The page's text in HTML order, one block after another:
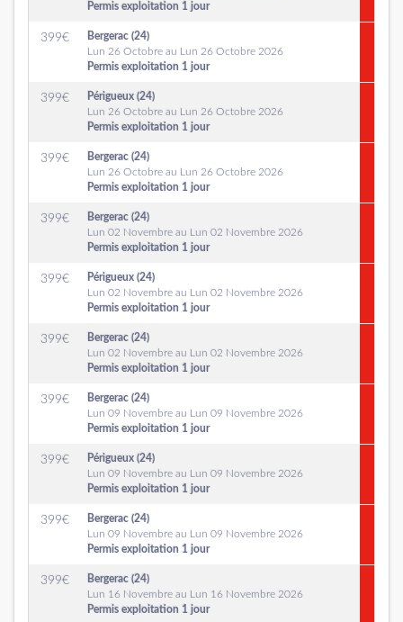
Permis exploitation 1 jour
399€
Bergerac (24)
Lun 26 Octobre au Lun 26 Octobre 2026
Permis exploitation 1 jour
399€
Périgueux (24)
Lun 26 Octobre au Lun 26 Octobre 2026
Permis exploitation 1 jour
399€
Bergerac (24)
Lun 26 Octobre au Lun 26 Octobre 2026
Permis exploitation 1 jour
399€
Bergerac (24)
Lun 02 Novembre au Lun 02 Novembre 2026
Permis exploitation 1 jour
399€
Périgueux (24)
Lun 02 Novembre au Lun 02 Novembre 2026
Permis exploitation 1 jour
399€
Bergerac (24)
Lun 02 Novembre au Lun 02 Novembre 2026
Permis exploitation 1 jour
399€
Bergerac (24)
Lun 09 Novembre au Lun 09 Novembre 2026
Permis exploitation 1 jour
399€
Périgueux (24)
Lun 09 Novembre au Lun 09 Novembre 2026
Permis exploitation 1 jour
399€
Bergerac (24)
Lun 09 Novembre au Lun 09 Novembre 2026
Permis exploitation 1 jour
399€
Bergerac (24)
Lun 16 Novembre au Lun 16 Novembre 2026
Permis exploitation 1 jour